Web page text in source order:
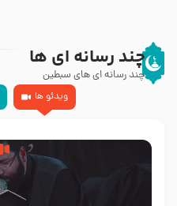
چند رسانه ای ها
چند رسانه ای های سبطین
ویدئو ها